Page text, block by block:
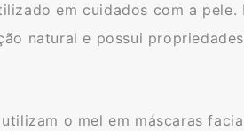
em cuidados com a pele.
natural e possui
o mel em máscaras